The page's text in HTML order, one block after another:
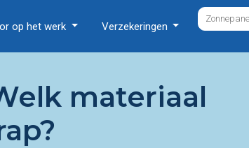
op het werk Verzekeringen
materiaal